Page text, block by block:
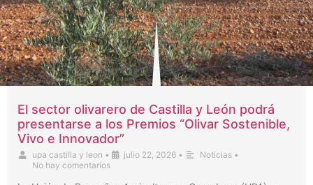
El sector olivarero de Castilla y León podrá
presentarse a los Premios “Olivar Sostenible,
Vivo e Innovador”
upa castilla y leon • julio 22, 2026 • Noticias •
No hay comentarios